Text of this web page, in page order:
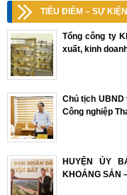
TIÊU ĐIỂM – SỰ KIỆN
Tổng công ty
xuất, kinh
Chủ tịch UBND
Công nghiệp
HUYỆN ỦY
KHOÁNG SẢN